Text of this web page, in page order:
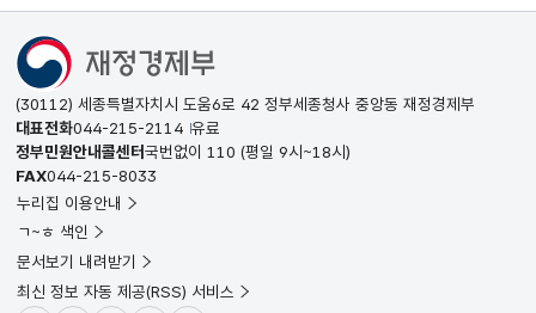
(30112) 세종특별자치시 도움6로 42 정부세종청사 중앙동 재정경제부
대표전화044-215-2114 유료
정부민원안내콜센터국번없이 110 (평일 9시~18시)
FAX044-215-8033
누리집 이용안내
ㄱ~ㅎ 색인
문서보기 내려받기
최신 정보 자동 제공(RSS) 서비스